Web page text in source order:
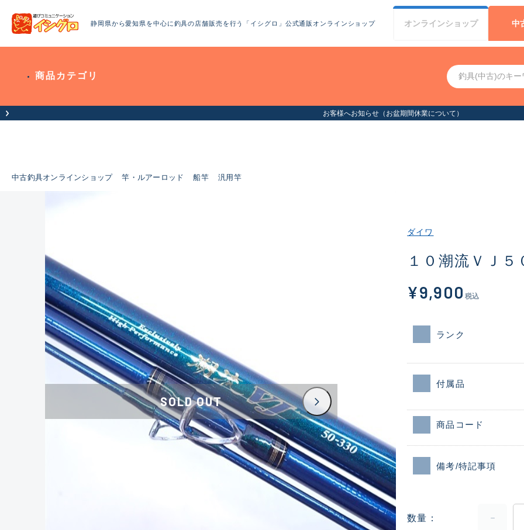
静岡県から愛知県を中心に釣具の店舗販売を行う「イシグロ」公式通販オンラインショップ オンラインショップ 中
商品カテゴリ
お客様へお知らせ（お盆期間休業について）
中古釣具オンラインショップ 竿・ルアーロッド 船竿 汎用竿
SOLD OUT
ダイワ
１０潮流ＶＪ５
¥9,900 税込
ランク
付属品
商品コード
備考/特記事項
数量